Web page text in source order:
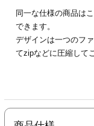
印刷
印刷
カード印刷
フォルダー
ァイル印刷
同一な仕様の商品は
できます。
デザインは一つのフ
てzipなどに圧縮して